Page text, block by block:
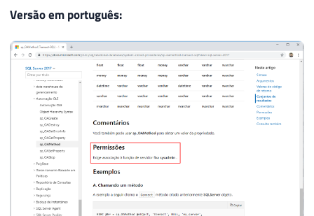
Versão em português: